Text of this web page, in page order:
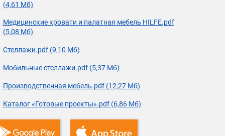
(4,61 Мб)
Медицинские кровати и палатная мебель HILFE.pdf
(5,08 Мб)
Стеллажи.pdf (9,10 Мб)
Мобильные стеллажи.pdf (5,37 Мб)
Производственная мебель.pdf (12,27 Мб)
Каталог «Готовые проекты».pdf (6,86 Мб)